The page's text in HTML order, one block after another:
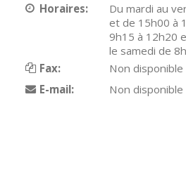
Horaires:
Du mardi au
et de 15h00 à
9h15 à 12h20
le samedi de
Fax:
Non disponible
E-mail:
Non disponible